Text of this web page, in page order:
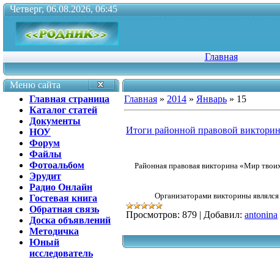
Четверг, 06.08.2026, 06:45
Главная
Меню сайта
Главная страница
Каталог статей
Документы
НОУ
Форум
Файлы
Фотоальбом
Эрудит
Радио Онлайн
Гостевая книга
Обратная связь
Доска объявлений
Методичка
Юный
исследователь
Главная » 2014 » Январь » 15
Итоги районной правовой
Районная правовая викторина «Мир
Организаторами викторины
Просмотров: 879 | Добавил: antonina